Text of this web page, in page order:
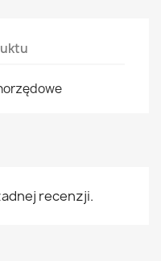
recenzji.